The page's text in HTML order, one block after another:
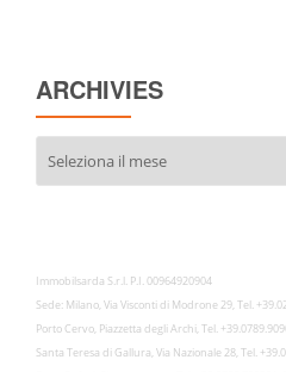
ARCHIVIES
Immobilsarda S.r.l. P.I. 00964920904
Sede: Milano, Via Visconti di Modrone 29, Tel.
Porto Cervo, Piazzetta degli Archi, Tel.
Santa Teresa di Gallura, Via Nazionale 28, Tel.